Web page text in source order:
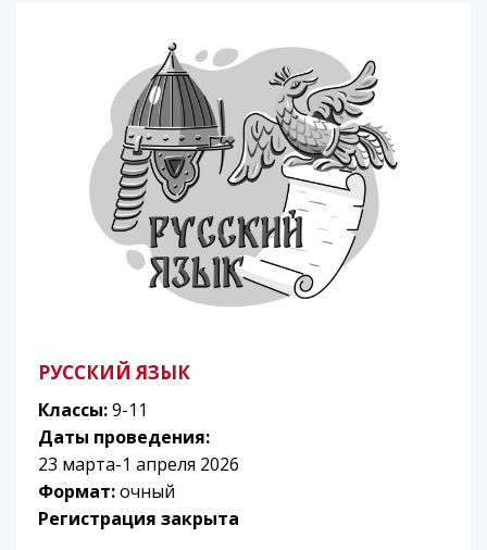
РУССКИЙ ЯЗЫК
Классы:9-11
Даты проведения:
23 марта-1 апреля 2026
Формат:очный
Регистрация закрыта